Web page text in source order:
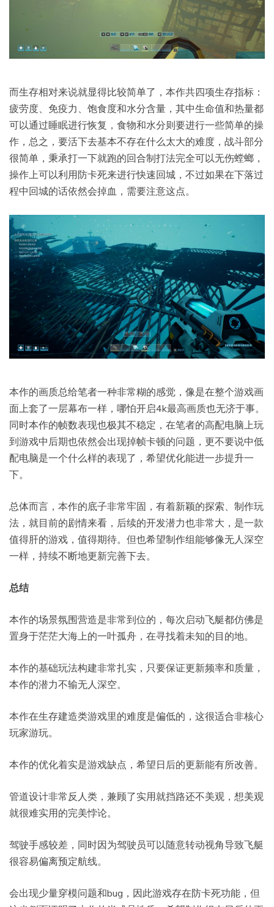
而生存相对来说就显得比较简单了，本作共四项生存指标：
疲劳度、免疫力、饱食度和水分含量，其中生命值和热量都
可以通过睡眠进行恢复，食物和水分则要进行一些简单的操
作，总之，要活下去基本不存在什么太大的难度，战斗部分
很简单，秉承打一下就跑的回合制打法完全可以无伤螳螂，
操作上可以利用防卡死来进行快速回城，不过如果在下落过
程中回城的话依然会掉血，需要注意这点。
本作的画质总给笔者一种非常糊的感觉，像是在整个游戏画
面上套了一层幕布一样，哪怕开启4k最高画质也无济于事。
同时本作的帧数表现也极其不稳定，在笔者的高配电脑上玩
到游戏中后期也依然会出现掉帧卡顿的问题，更不要说中低
配电脑是一个什么样的表现了，希望优化能进一步提升一
下。
总体而言，本作的底子非常牢固，有着新颖的探索、制作玩
法，就目前的剧情来看，后续的开发潜力也非常大，是一款
值得肝的游戏，值得期待。但也希望制作组能够像无人深空
一样，持续不断地更新完善下去。
总结
本作的场景氛围营造是非常到位的，每次启动飞艇都仿佛是
置身于茫茫大海上的一叶孤舟，在寻找着未知的目的地。
本作的基础玩法构建非常扎实，只要保证更新频率和质量，
本作的潜力不输无人深空。
本作在生存建造类游戏里的难度是偏低的，这很适合非核心
玩家游玩。
本作的优化着实是游戏缺点，希望日后的更新能有所改善。
管道设计非常反人类，兼顾了实用就挡路还不美观，想美观
就很难实用的完美悖论。
驾驶手感较差，同时因为驾驶员可以随意转动视角导致飞艇
很容易偏离预定航线。
​会出现少量穿模问题和bug，因此游戏存在防卡死功能，但